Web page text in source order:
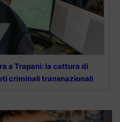
a Trapani: la cattura di
criminali transnazionali